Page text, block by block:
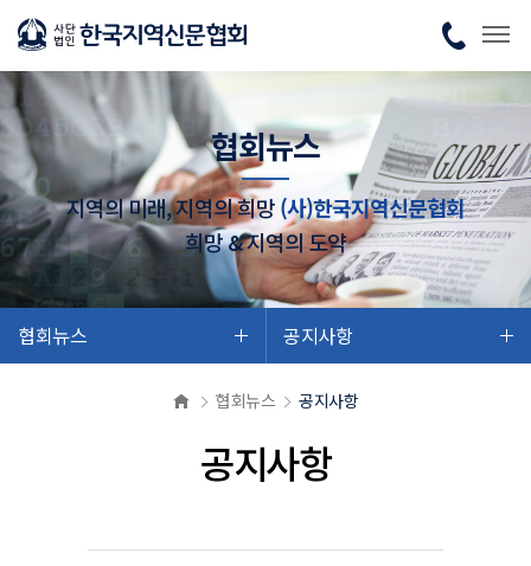
협회뉴스
지역의 미래, 지역의 희망(사)한국지역신문협회
희망 & 지역의 도약
협회뉴스 공지사항
협회뉴스 공지사항
공지사항